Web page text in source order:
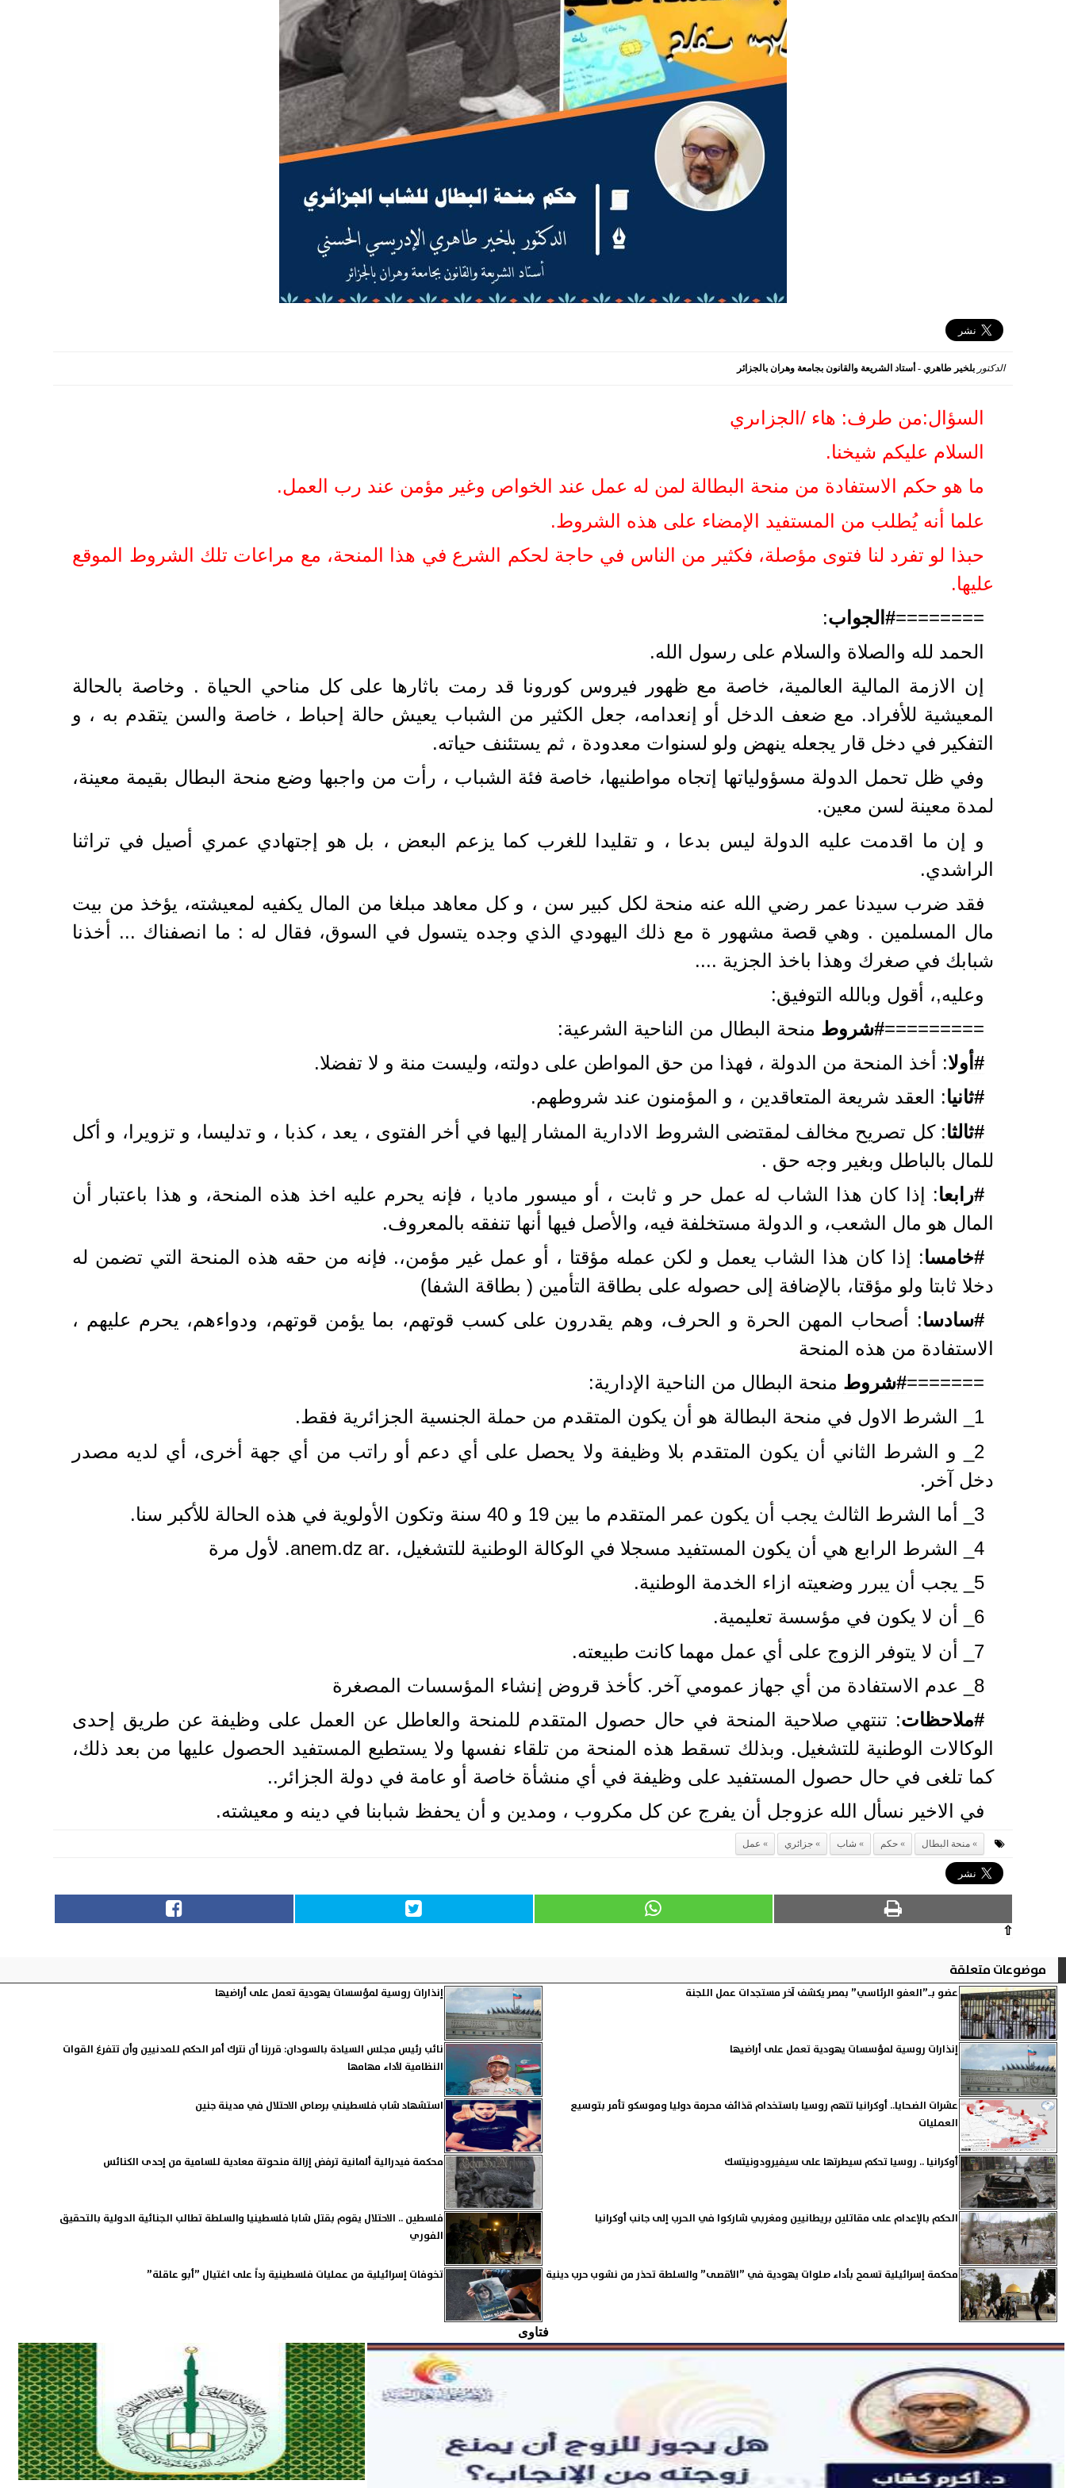
الدكتوربلخير طاهري - أستاد الشريعة والقانون بجامعة وهران بالجزائر
السؤال:من طرف: هاء /الجزاىري
السلام عليكم شيخنا.
ما هو حكم الاستفادة من منحة البطالة لمن له عمل عند الخواص وغير مؤمن عند رب العمل.
علما أنه يُطلب من المستفيد الإمضاء على هذه الشروط.
حبذا لو تفرد لنا فتوى مؤصلة، فكثير من الناس في حاجة لحكم الشرع في هذا المنحة، مع مراعات تلك الشروط الموقع
عليها.
========#الجواب:
الحمد لله والصلاة والسلام على رسول الله.
إن الازمة المالية العالمية، خاصة مع ظهور فيروس كورونا قد رمت باثارها على كل مناحي الحياة . وخاصة بالحالة
المعيشية للأفراد. مع ضعف الدخل أو إنعدامه، جعل الكثير من الشباب يعيش حالة إحباط ، خاصة والسن يتقدم به ، و
التفكير في دخل قار يجعله ينهض ولو لسنوات معدودة ، ثم يستئنف حياته.
وفي ظل تحمل الدولة مسؤولياتها إتجاه مواطنيها، خاصة فئة الشباب ، رأت من واجبها وضع منحة البطال بقيمة معينة،
لمدة معينة لسن معين.
و إن ما اقدمت عليه الدولة ليس بدعا ، و تقليدا للغرب كما يزعم البعض ، بل هو إجتهادي عمري أصيل في تراثنا
الراشدي.
فقد ضرب سيدنا عمر رضي الله عنه منحة لكل كبير سن ، و كل معاهد مبلغا من المال يكفيه لمعيشته، يؤخذ من بيت
مال المسلمين . وهي قصة مشهور ة مع ذلك اليهودي الذي وجده يتسول في السوق، فقال له : ما انصفناك ... أخذنا
شبابك في صغرك وهذا باخذ الجزية ....
وعليه,، أقول وبالله التوفيق:
=========#شروط منحة البطال من الناحية الشرعية:
#أولا: أخذ المنحة من الدولة ، فهذا من حق المواطن على دولته، وليست منة و لا تفضلا.
#ثانيا: العقد شريعة المتعاقدين ، و المؤمنون عند شروطهم.
#ثالثا: كل تصريح مخالف لمقتضى الشروط الادارية المشار إليها في أخر الفتوى ، يعد ، كذبا ، و تدليسا، و تزويرا، و أكل
للمال بالباطل وبغير وجه حق .
#رابعا: إذا كان هذا الشاب له عمل حر و ثابت ، أو ميسور ماديا ، فإنه يحرم عليه اخذ هذه المنحة، و هذا باعتبار أن
المال هو مال الشعب، و الدولة مستخلفة فيه، والأصل فيها أنها تنفقه بالمعروف.
#خامسا: إذا كان هذا الشاب يعمل و لكن عمله مؤقتا ، أو عمل غير مؤمن،. فإنه من حقه هذه المنحة التي تضمن له
دخلا ثابتا ولو مؤقتا، بالإضافة إلى حصوله على بطاقة التأمين ( بطاقة الشفا)
#سادسا: أصحاب المهن الحرة و الحرف، وهم يقدرون على كسب قوتهم، بما يؤمن قوتهم، ودواءهم، يحرم عليهم ،
الاستفادة من هذه المنحة
=======#شروط منحة البطال من الناحية الإدارية:
1_ الشرط الاول في منحة البطالة هو أن يكون المتقدم من حملة الجنسية الجزائرية فقط.
2_ و الشرط الثاني أن يكون المتقدم بلا وظيفة ولا يحصل على أي دعم أو راتب من أي جهة أخرى، أي لديه مصدر
دخل آخر.
3_ أما الشرط الثالث يجب أن يكون عمر المتقدم ما بين 19 و 40 سنة وتكون الأولوية في هذه الحالة للأكبر سنا.
4_ الشرط الرابع هي أن يكون المستفيد مسجلا في الوكالة الوطنية للتشغيل، .anem.dz ar. لأول مرة
5_ يجب أن يبرر وضعيته ازاء الخدمة الوطنية.
6_ أن لا يكون في مؤسسة تعليمية.
7_ أن لا يتوفر الزوج على أي عمل مهما كانت طبيعته.
8_ عدم الاستفادة من أي جهاز عمومي آخر. كأخذ قروض إنشاء المؤسسات المصغرة
#ملاحظات: تنتهي صلاحية المنحة في حال حصول المتقدم للمنحة والعاطل عن العمل على وظيفة عن طريق إحدى
الوكالات الوطنية للتشغيل. وبذلك تسقط هذه المنحة من تلقاء نفسها ولا يستطيع المستفيد الحصول عليها من بعد ذلك،
كما تلغى في حال حصول المستفيد على وظيفة في أي منشأة خاصة أو عامة في دولة الجزائر..
في الاخير نسأل الله عزوجل أن يفرج عن كل مكروب ، ومدين و أن يحفظ شبابنا في دينه و معيشته.
منحة البطال حكم شاب جزائري عمل
⇧
موضوعات متعلقة
عضو بـ”العفو الرئاسي” بمصر يكشف آخر مستجدات عمل اللجنة إنذارات روسية لمؤسسات يهودية تعمل على أراضيها
إنذارات روسية لمؤسسات يهودية تعمل على أراضيها
نائب رئيس مجلس السيادة بالسودان: قررنا أن نترك أمر الحكم للمدنيين وأن تتفرغ القوات
النظامية لأداء مهامها
عشرات الضحايا.. أوكرانيا تتهم روسيا باستخدام قذائف محرمة دوليا وموسكو تأمر بتوسيع
العمليات
استشهاد شاب فلسطيني برصاص الاحتلال في مدينة جنين
أوكرانيا .. روسيا تحكم سيطرتها على سيفيرودونيتسك محكمة فيدرالية ألمانية ترفض إزالة منحوتة معادية للسامية من إحدى الكنائس
الحكم بالإعدام على مقاتلين بريطانيين ومغربي شاركوا في الحرب إلى جانب أوكرانيا
فلسطين .. الاحتلال يقوم بقتل شابا فلسطينيا والسلطة تطالب الجنائية الدولية بالتحقيق
الفوري
محكمة إسرائيلية تسمح بأداء صلوات يهودية في ”الأقصى” والسلطة تحذر من نشوب حرب دينية تخوفات إسرائيلية من عمليات فلسطينية رداً على اغتيال ”أبو عاقلة”
فتاوى